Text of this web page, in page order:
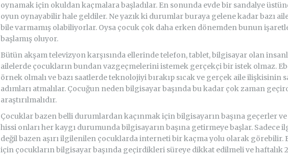
oynamak için okuldan kaçmalara başladılar. En sonunda evde bir sandalye
oyun oynayabilir hale geldiler. Ne yazık ki durumlar buraya gelene kadar bazı
bile varmamış olabiliyorlar. Oysa çocuk çok daha erken dönemden bunun
başlamış oluyor.
Bütün akşam televizyon karşısında ellerinde telefon, tablet, bilgisayar olan
ailelerde çocukların bundan vazgeçmelerini istemek gerçekçi bir istek olmaz.
örnek olmalı ve bazı saatlerde teknolojiyi bırakıp sıcak ve gerçek aile ilişkisinin
adımları atmalılar. Çocuğun neden bilgisayar başında bu kadar çok zaman
araştırılmalıdır.
Çocuklar bazen belli durumlardan kaçınmak için bilgisayarın başına geçerler ve
hissi onları her kaygı durumunda bilgisayarın başına getirmeye başlar. Sadece
değil bazen aşırı ilgilenilen çocuklarda interneti bir kaçma yolu olarak görebilir.
için çocukların bilgisayar başında geçirdikleri süreye dikkat edilmeli ve haftalık